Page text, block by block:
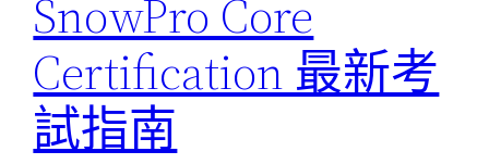
SnowPro Core
Certification 最新考
試指南